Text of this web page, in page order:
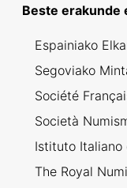
Beste erakunde
Espainiako
Segoviako
Société
Società
Istituto Italiano
The Royal